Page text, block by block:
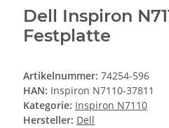
Dell Inspiron
Festplatte
Artikelnummer: 74254-596
HAN: Inspiron N7110-37811
Kategorie: Inspiron N7110
Hersteller: Dell